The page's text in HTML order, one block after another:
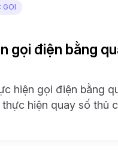
GỌI
gọi điện bằng
hiện gọi điện bằng
hiện quay số thủ
hàng cần hoàn thiện